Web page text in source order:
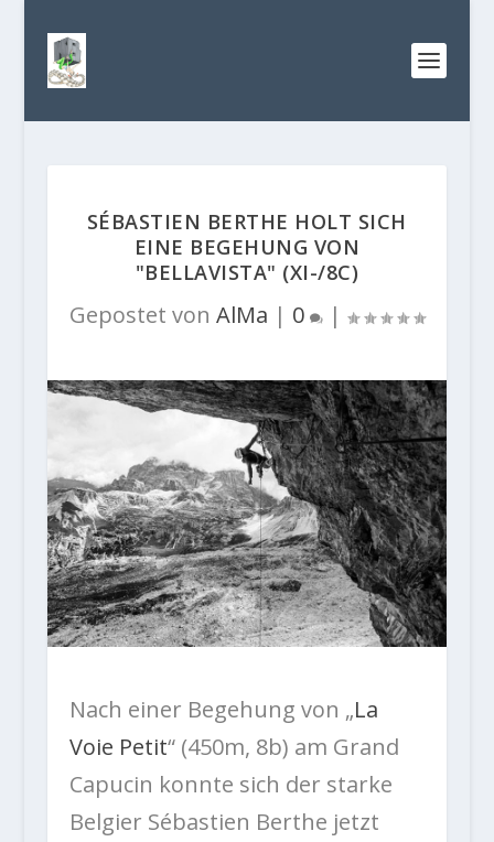
SÉBASTIEN BERTHE HOLT SICH
EINE BEGEHUNG VON
"BELLAVISTA" (XI-/8C)
Gepostet von AlMa | 0 |
Nach einer Begehung von „La
Voie Petit“ (450m, 8b) am Grand
Capucin konnte sich der starke
Belgier Sébastien Berthe jetzt